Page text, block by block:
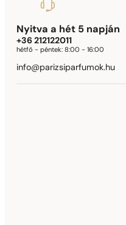
Nyitva a hét 5 napján
+36 212122011
hétfő - péntek:8:00 - 16:00
info@parizsiparfumok.hu